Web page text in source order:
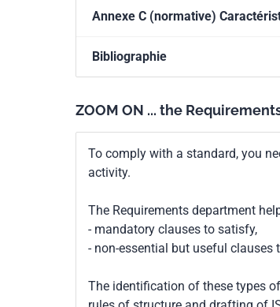
Annexe C (normative)
Bibliographie
ZOOM ON ... the
To comply with a standard, you
activity.
The Requirements department
- mandatory clauses to satisfy,
- non-essential but useful clauses
The identification of these types